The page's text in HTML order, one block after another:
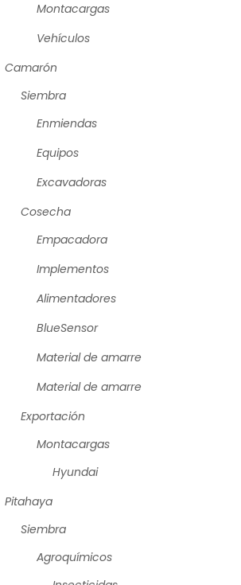
Montacargas
Vehículos
Camarón
Siembra
Enmiendas
Equipos
Excavadoras
Cosecha
Empacadora
Implementos
Alimentadores
BlueSensor
Material de amarre
Material de amarre
Exportación
Montacargas
Hyundai
Pitahaya
Siembra
Agroquímicos